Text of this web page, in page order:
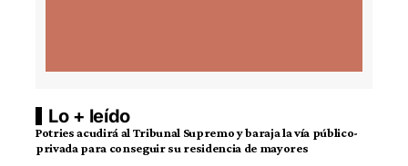
Lo + leído
Potries acudirá al Tribunal Supremo y baraja la vía público-
privada para conseguir su residencia de mayores